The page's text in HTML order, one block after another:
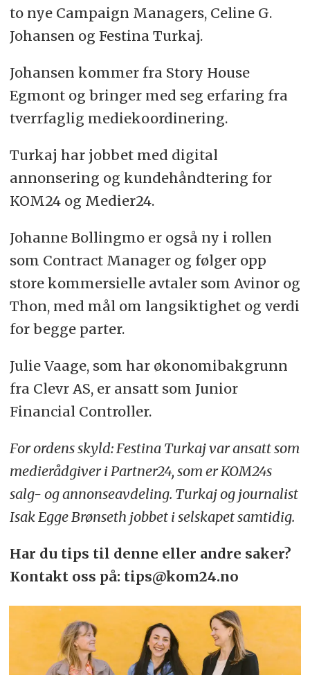
to nye Campaign Managers, Celine G.
Johansen og Festina Turkaj.
Johansen kommer fra Story House
Egmont og bringer med seg erfaring fra
tverrfaglig mediekoordinering.
Turkaj har jobbet med digital
annonsering og kundehåndtering for
KOM24 og Medier24.
Johanne Bollingmo er også ny i rollen
som Contract Manager og følger opp
store kommersielle avtaler som Avinor og
Thon, med mål om langsiktighet og verdi
for begge parter.
Julie Vaage, som har økonomibakgrunn
fra Clevr AS, er ansatt som Junior
Financial Controller.
For ordens skyld: Festina Turkaj var ansatt som
medierådgiver i Partner24, som er KOM24s
salg- og annonseavdeling. Turkaj og journalist
Isak Egge Brønseth jobbet i selskapet samtidig.
Har du tips til denne eller andre saker?
Kontakt oss på: tips@kom24.no